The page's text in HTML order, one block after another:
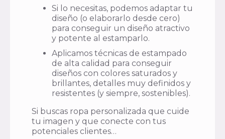
Si lo necesitas, podemos adaptar tu
diseño (o elaborarlo desde cero)
para conseguir un diseño atractivo
y potente al estamparlo.
Aplicamos técnicas de estampado
de alta calidad para conseguir
diseños con colores saturados y
brillantes, detalles muy definidos y
resistentes (y siempre, sostenibles).
Si buscas ropa personalizada que cuide
tu imagen y que conecte con tus
potenciales clientes…